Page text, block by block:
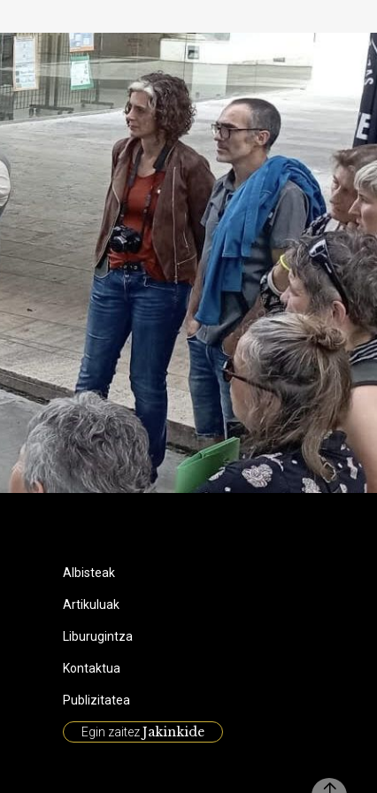
Albisteak
Artikuluak
Liburugintza
Kontaktua
Publizitatea
Egin zaitezJakinkide